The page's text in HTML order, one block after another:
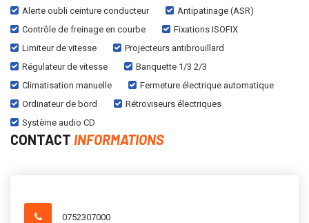
Alerte oubli ceinture conducteur
Antipatinage (ASR)
Contrôle de freinage en courbe
Fixations ISOFIX
Limiteur de vitesse
Projecteurs antibrouillard
Régulateur de vitesse
Banquette 1/3 2/3
Climatisation manuelle
Fermeture électrique automatique
Ordinateur de bord
Rétroviseurs électriques
Système audio CD
CONTACT INFORMATIONS
0752307000